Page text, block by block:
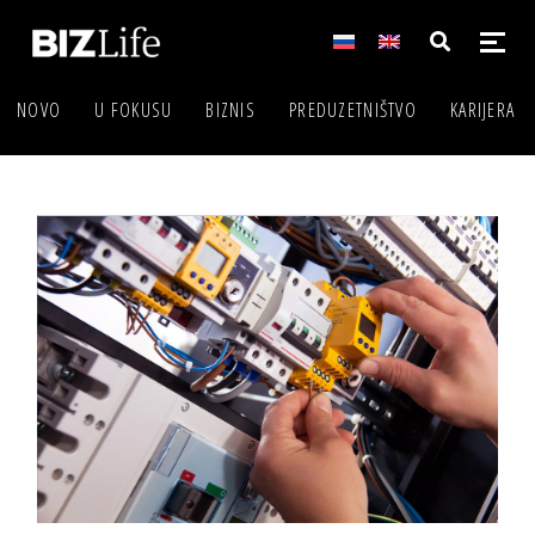
NOVO U FOKUSU BIZNIS PREDUZETNIŠTVO KARIJERA